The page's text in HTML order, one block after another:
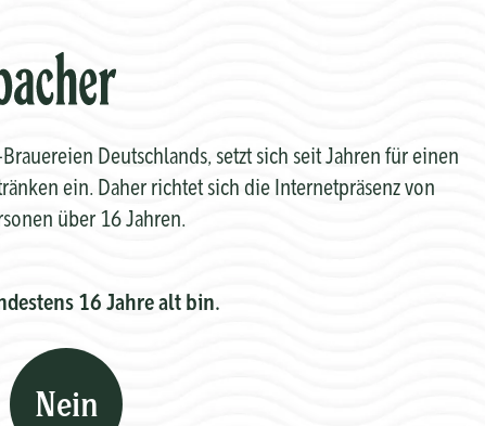
Deutschlands, setzt sich seit Jahren für einen
ein. Daher richtet sich die Internetpräsenz von
über 16 Jahren.
16 Jahre alt bin.
Nein